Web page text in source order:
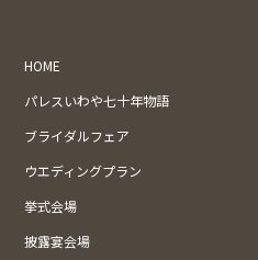
HOME
パレスいわや七十年物語
ブライダルフェア
ウエディングプラン
挙式会場
披露宴会場